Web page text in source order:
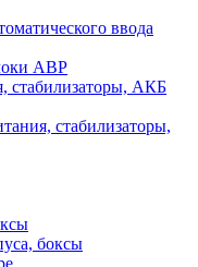
ввода
АВР
стабилизаторы, АКБ
стабилизаторы,
боксы